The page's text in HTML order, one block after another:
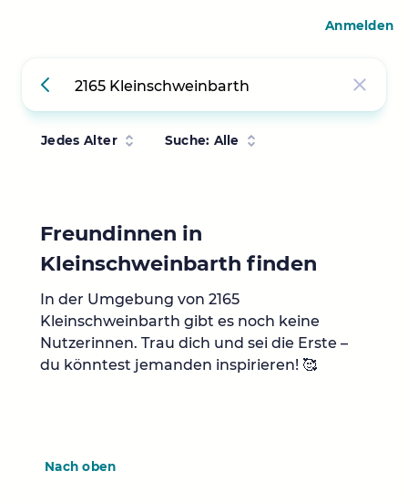
Jedes Alter Suche: Alle
Freundinnen in
Kleinschweinbarth finden
In der Umgebung von 2165
Kleinschweinbarth gibt es noch keine
Nutzerinnen. Trau dich und sei die Erste –
du könntest jemanden inspirieren! 🥰
Nach oben
Anmelden